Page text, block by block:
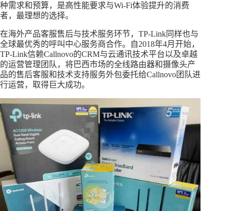
种需求和预算，是高性能要求与Wi-Fi体验提升的消费
者，最理想的选择。
在海外产品客服售后与技术服务环节，TP-Link同样也与
全球最优秀的呼叫中心服务商合作。自2018年4月开始，
TP-Link信赖Callnovo的CRM与云通讯技术平台以及卓越
的运营管理团队，将巴西市场的全线路由器和摄像头产
品的售后客服和技术支持服务外包委托给Callnovo团队进
行运营，取得巨大成功。